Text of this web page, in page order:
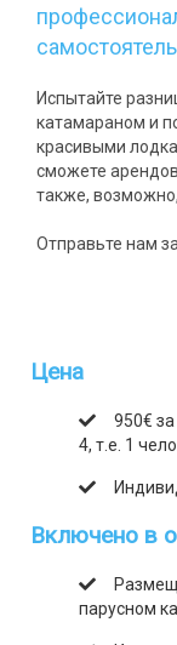
Испытайте
катамараном и
красивыми
сможете
также,
Отправьте нам
Цена
950€
4, т.е. 1
Включено в
парусном